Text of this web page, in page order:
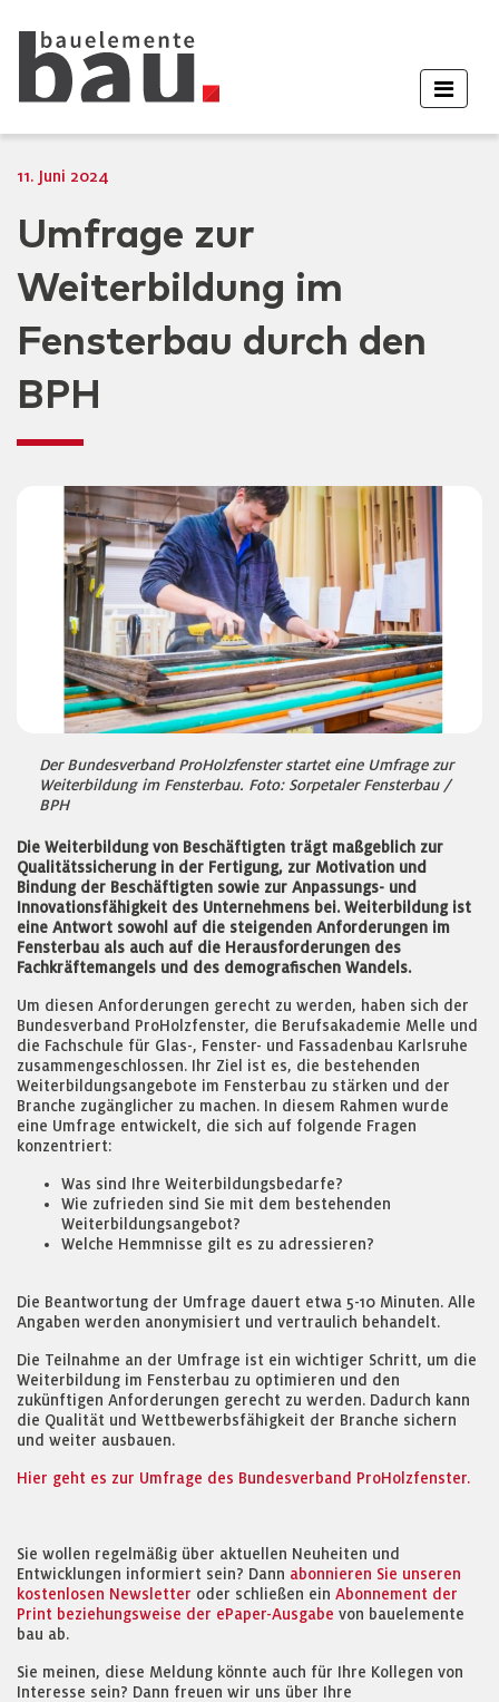
11. Juni 2024
Umfrage zur
Weiterbildung im
Fensterbau durch den
BPH
Der Bundesverband ProHolzfenster startet eine Umfrage zur
Weiterbildung im Fensterbau. Foto: Sorpetaler Fensterbau /
BPH
Die Weiterbildung von Beschäftigten trägt maßgeblich zur
Qualitätssicherung in der Fertigung, zur Motivation und
Bindung der Beschäftigten sowie zur Anpassungs- und
Innovationsfähigkeit des Unternehmens bei. Weiterbildung ist
eine Antwort sowohl auf die steigenden Anforderungen im
Fensterbau als auch auf die Herausforderungen des
Fachkräftemangels und des demografischen Wandels.
Um diesen Anforderungen gerecht zu werden, haben sich der
Bundesverband ProHolzfenster, die Berufsakademie Melle und
die Fachschule für Glas-, Fenster- und Fassadenbau Karlsruhe
zusammengeschlossen. Ihr Ziel ist es, die bestehenden
Weiterbildungsangebote im Fensterbau zu stärken und der
Branche zugänglicher zu machen. In diesem Rahmen wurde
eine Umfrage entwickelt, die sich auf folgende Fragen
konzentriert:
Was sind Ihre Weiterbildungsbedarfe?
Wie zufrieden sind Sie mit dem bestehenden
Weiterbildungsangebot?
Welche Hemmnisse gilt es zu adressieren?
Die Beantwortung der Umfrage dauert etwa 5-10 Minuten. Alle
Angaben werden anonymisiert und vertraulich behandelt.
Die Teilnahme an der Umfrage ist ein wichtiger Schritt, um die
Weiterbildung im Fensterbau zu optimieren und den
zukünftigen Anforderungen gerecht zu werden. Dadurch kann
die Qualität und Wettbewerbsfähigkeit der Branche sichern
und weiter ausbauen.
Hier geht es zur Umfrage des Bundesverband ProHolzfenster.
Sie wollen regelmäßig über aktuellen Neuheiten und
Entwicklungen informiert sein? Dann abonnieren Sie unseren
kostenlosen Newsletter oder schließen ein Abonnement der
Print beziehungsweise der ePaper-Ausgabe von bauelemente
bau ab.
Sie meinen, diese Meldung könnte auch für Ihre Kollegen von
Interesse sein? Dann freuen wir uns über Ihre